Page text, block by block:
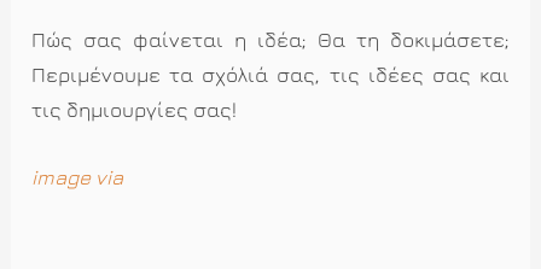
Πώς σας φαίνεται η ιδέα; Θα τη δοκιμάσετε;
Περιμένουμε τα σχόλιά σας, τις ιδέες σας και
τις δημιουργίες σας!
image via